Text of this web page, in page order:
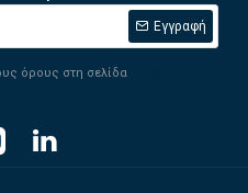
Εγγραφή
όρους στη σελίδα